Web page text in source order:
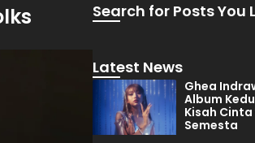
Search for Posts You
Latest News
Ghea
Album
Kisah
Semesta